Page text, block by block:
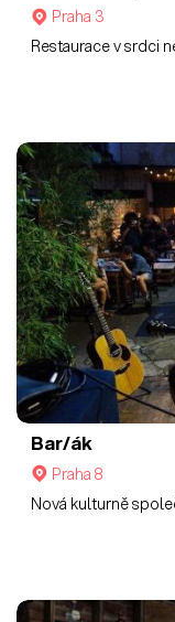
Praha 3
Restaurace v srdci
Bar/ák
Praha 8
Nová kulturně